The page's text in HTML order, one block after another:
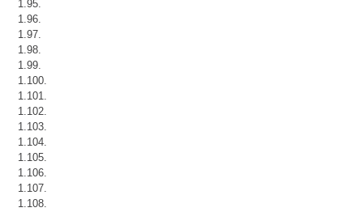
1.95.
1.96.
1.97.
1.98.
1.99.
1.100.
1.101.
1.102.
1.103.
1.104.
1.105.
1.106.
1.107.
1.108.